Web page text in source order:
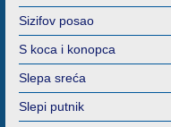
Sizifov posao
S koca i konopca
Slepa sreća
Slepi putnik